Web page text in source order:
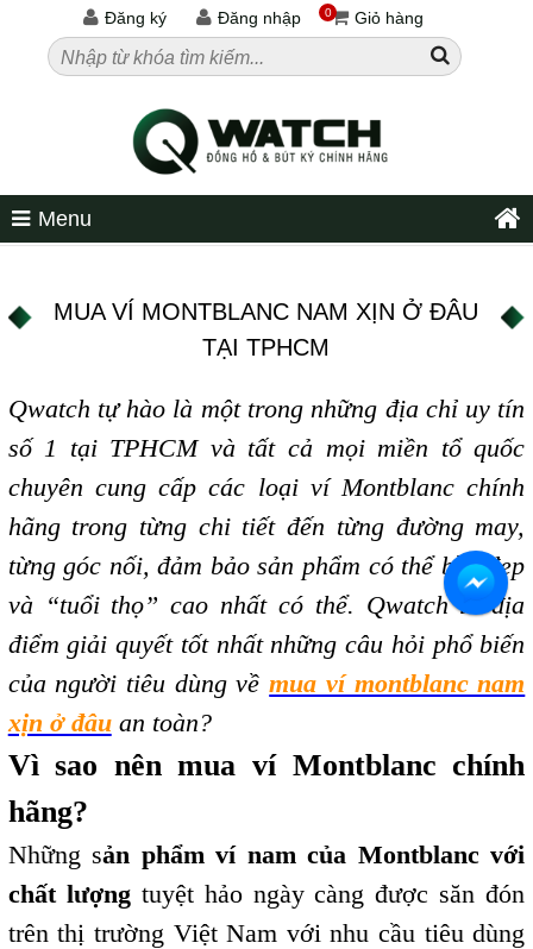
Đăng ký Đăng nhập Giỏ hàng
0
Menu
MUA VÍ MONTBLANC NAM XỊN Ở ĐÂU
TẠI TPHCM
Qwatch tự hào là một trong những địa chỉ uy tín
số 1 tại TPHCM và tất cả mọi miền tổ quốc
chuyên cung cấp các loại ví Montblanc chính
hãng trong từng chi tiết đến từng đường may,
từng góc nối, đảm bảo sản phẩm có thể bền đẹp
và “tuổi thọ” cao nhất có thể. Qwatch là địa
điểm giải quyết tốt nhất những câu hỏi phổ biến
của người tiêu dùng về mua ví montblanc nam
xịn ở đâuan toàn?
Vì sao nên mua ví Montblanc chính
hãng?
Những sản phẩm ví nam của Montblanc với
chất lượngtuyệt hảo ngày càng được săn đón
trên thị trường Việt Nam với nhu cầu tiêu dùng